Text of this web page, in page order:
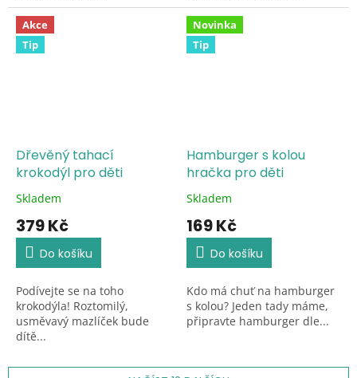
Akce
Tip
Dřevěný tahací
krokodýl pro děti
Průměrné
hodnocení
produktu
5,0
5
hvězdiček.
Skladem
379 Kč
Do košíku
Podívejte se na toho
krokodýla! Roztomilý,
usměvavý mazlíček bude
dítě...
Novinka
Tip
Hamburger s kolou
hračka pro děti
Průměrné
hodnocení
produktu
5,0
5
hvězdiček.
Skladem
169 Kč
Do košíku
Kdo má chuť na hamburger
s kolou? Jeden tady máme,
připravte hamburger dle...